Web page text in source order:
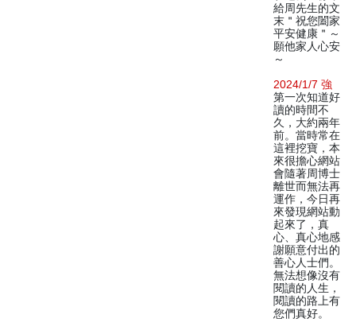
給周先生的文
末＂祝您闔家
平安健康＂～
願他家人心安
～
2024/1/7 強
第一次知道好
讀的時間不
久，大約兩年
前。當時常在
這裡挖寶，本
來很擔心網站
會隨著周博士
離世而無法再
運作，今日再
來發現網站動
起來了，真
心、真心地感
謝願意付出的
善心人士們。
無法想像沒有
閱讀的人生，
閱讀的路上有
您們真好。